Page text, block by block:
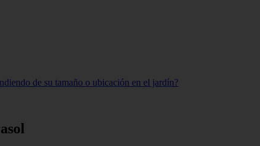
de su tamaño o ubicación en el jardín?